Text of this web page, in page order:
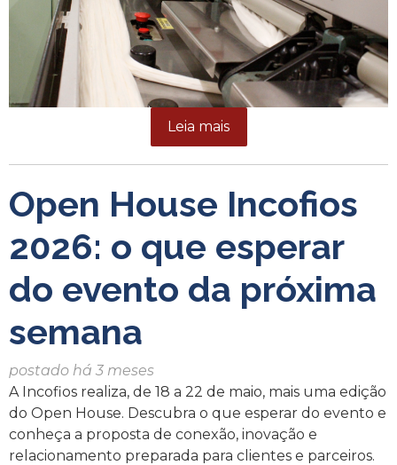
Leia mais
Open House Incofios
2026: o que esperar
do evento da próxima
semana
postado há 3 meses
A Incofios realiza, de 18 a 22 de maio, mais uma edição
do Open House. Descubra o que esperar do evento e
conheça a proposta de conexão, inovação e
relacionamento preparada para clientes e parceiros.